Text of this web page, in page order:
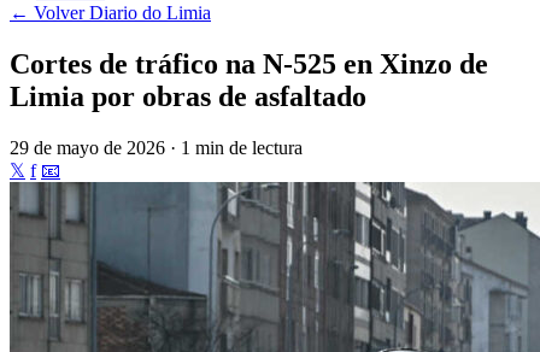
← VolverDiario do Limia
Cortes de tráfico na N-525 en Xinzo de
Limia por obras de asfaltado
29 de mayo de 2026 · 1 min de lectura
𝕏 f 📧